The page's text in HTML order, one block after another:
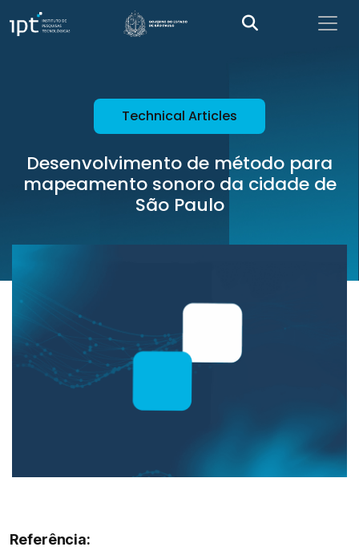
Technical Articles
Desenvolvimento de método para
mapeamento sonoro da cidade de
São Paulo
Referência: